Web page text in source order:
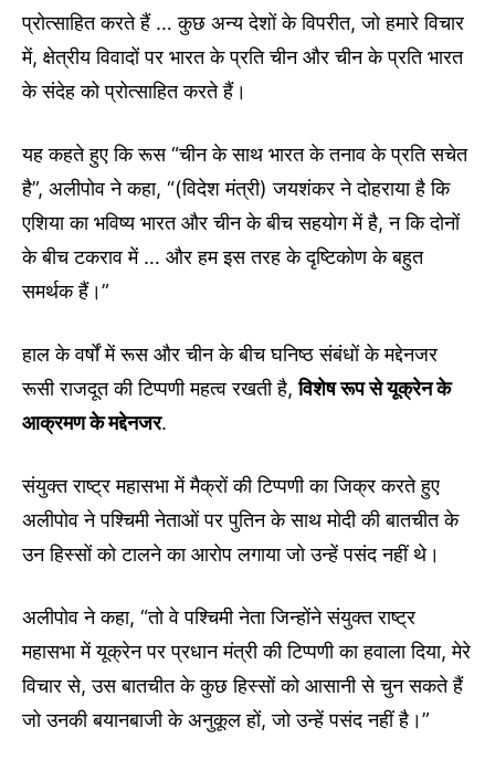
प्रोत्साहित करते हैं … कुछ अन्य देशों के विपरीत, जो हमारे विचार
में, क्षेत्रीय विवादों पर भारत के प्रति चीन और चीन के प्रति भारत
के संदेह को प्रोत्साहित करते हैं।
यह कहते हुए कि रूस “चीन के साथ भारत के तनाव के प्रति सचेत
है”, अलीपोव ने कहा, “(विदेश मंत्री) जयशंकर ने दोहराया है कि
एशिया का भविष्य भारत और चीन के बीच सहयोग में है, न कि दोनों
के बीच टकराव में … और हम इस तरह के दृष्टिकोण के बहुत
समर्थक हैं।”
हाल के वर्षों में रूस और चीन के बीच घनिष्ठ संबंधों के मद्देनजर
रूसी राजदूत की टिप्पणी महत्व रखती है,विशेष रूप से यूक्रेन के
आक्रमण के मद्देनजर.
संयुक्त राष्ट्र महासभा में मैक्रों की टिप्पणी का जिक्र करते हुए
अलीपोव ने पश्चिमी नेताओं पर पुतिन के साथ मोदी की बातचीत के
उन हिस्सों को टालने का आरोप लगाया जो उन्हें पसंद नहीं थे।
अलीपोव ने कहा, “तो वे पश्चिमी नेता जिन्होंने संयुक्त राष्ट्र
महासभा में यूक्रेन पर प्रधान मंत्री की टिप्पणी का हवाला दिया, मेरे
विचार से, उस बातचीत के कुछ हिस्सों को आसानी से चुन सकते हैं
जो उनकी बयानबाजी के अनुकूल हों, जो उन्हें पसंद नहीं है।”